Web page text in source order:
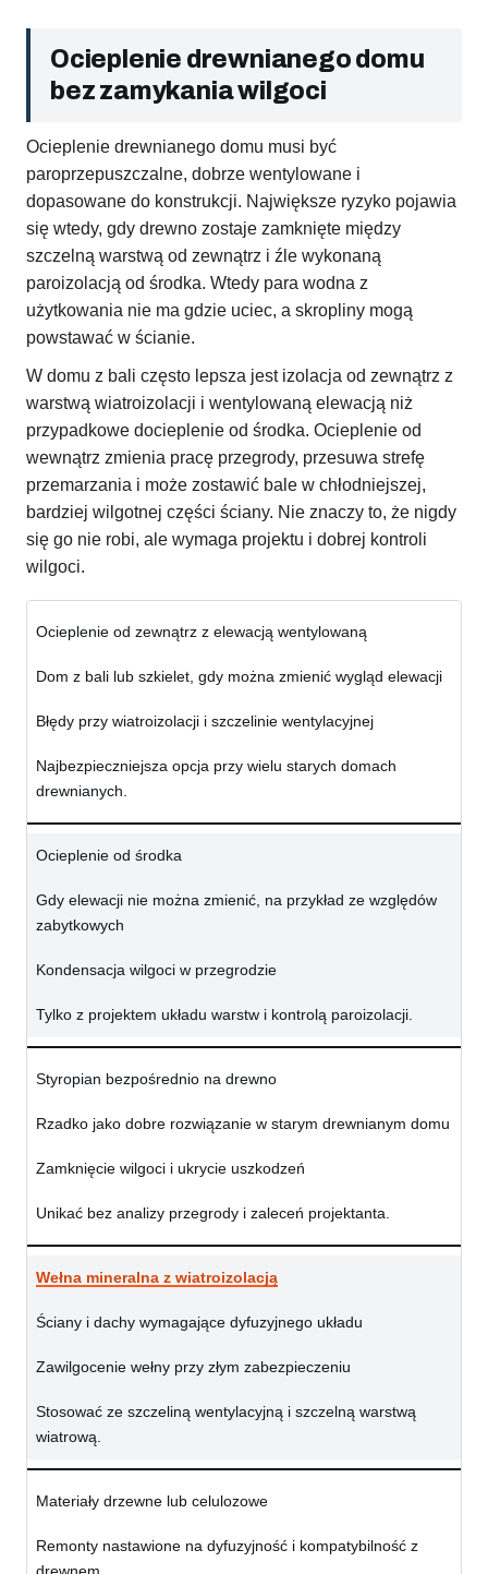
Ocieplenie drewnianego domu
bez zamykania wilgoci
Ocieplenie drewnianego domu musi być
paroprzepuszczalne, dobrze wentylowane i
dopasowane do konstrukcji. Największe ryzyko pojawia
się wtedy, gdy drewno zostaje zamknięte między
szczelną warstwą od zewnątrz i źle wykonaną
paroizolacją od środka. Wtedy para wodna z
użytkowania nie ma gdzie uciec, a skropliny mogą
powstawać w ścianie.
W domu z bali często lepsza jest izolacja od zewnątrz z
warstwą wiatroizolacji i wentylowaną elewacją niż
przypadkowe docieplenie od środka. Ocieplenie od
wewnątrz zmienia pracę przegrody, przesuwa strefę
przemarzania i może zostawić bale w chłodniejszej,
bardziej wilgotnej części ściany. Nie znaczy to, że nigdy
się go nie robi, ale wymaga projektu i dobrej kontroli
wilgoci.
Ocieplenie od zewnątrz z elewacją wentylowaną
Dom z bali lub szkielet, gdy można zmienić wygląd elewacji
Błędy przy wiatroizolacji i szczelinie wentylacyjnej
Najbezpieczniejsza opcja przy wielu starych domach
drewnianych.
Ocieplenie od środka
Gdy elewacji nie można zmienić, na przykład ze względów
zabytkowych
Kondensacja wilgoci w przegrodzie
Tylko z projektem układu warstw i kontrolą paroizolacji.
Styropian bezpośrednio na drewno
Rzadko jako dobre rozwiązanie w starym drewnianym domu
Zamknięcie wilgoci i ukrycie uszkodzeń
Unikać bez analizy przegrody i zaleceń projektanta.
Wełna mineralna z wiatroizolacją
Ściany i dachy wymagające dyfuzyjnego układu
Zawilgocenie wełny przy złym zabezpieczeniu
Stosować ze szczeliną wentylacyjną i szczelną warstwą
wiatrową.
Materiały drzewne lub celulozowe
Remonty nastawione na dyfuzyjność i kompatybilność z